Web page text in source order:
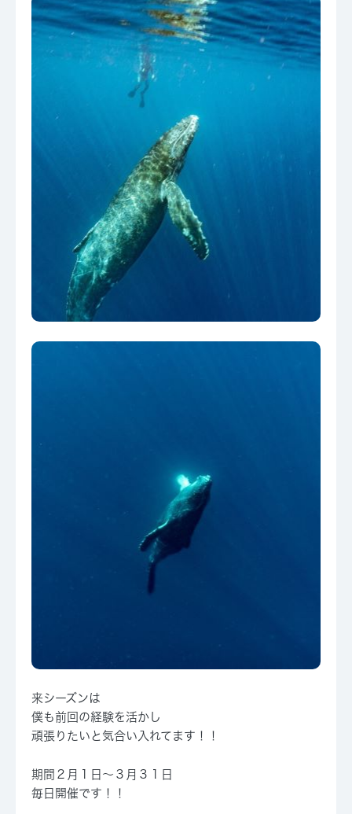
来シーズンは
僕も前回の経験を活かし
頑張りたいと気合い入れてます！！
期間２月１日～３月３１日
毎日開催です！！